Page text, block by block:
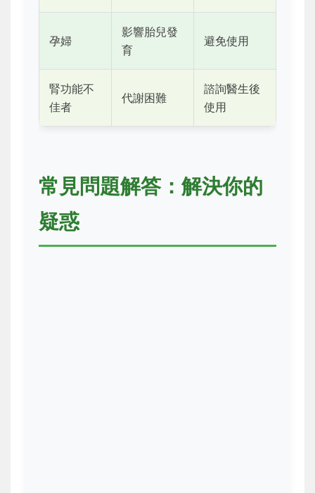
孕婦
影響胎兒發
育
避免使用
腎功能不
佳者
代謝困難
諮詢醫生後
使用
常見問題解答：解決你的
疑惑